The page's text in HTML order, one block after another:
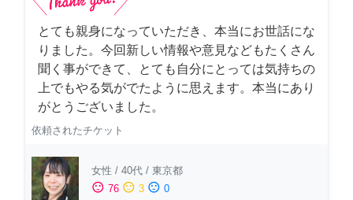
とても親身になっていただき、本当にお世話にな
りました。今回新しい情報や意見などもたくさん
聞く事ができて、とても自分にとっては気持ちの
上でもやる気がでたように思えます。本当にあり
がとうございました。
依頼されたチケット
女性 / 40代 / 東京都
sentiment_satisfied 76 sentiment_neutral 3 sentiment_dissatisfied 0